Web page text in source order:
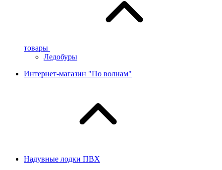
товары
Ледобуры
Интернет-магазин "По волнам"
Надувные лодки ПВХ